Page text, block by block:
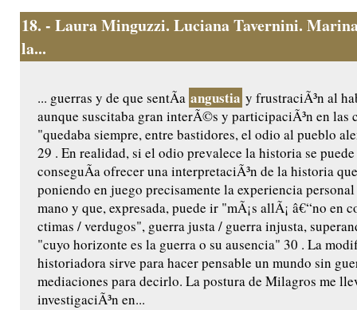
18. - Laura Minguzzi. Luciana Tavernini.
la...
... guerras y de que sentÃ­a angustia y frustraciÃ³n al
aunque suscitaba gran interÃ©s y participaciÃ³n en las
"quedaba siempre, entre bastidores, el odio al pueblo
29 . En realidad, si el odio prevalece la historia se
conseguÃ­a ofrecer una interpretaciÃ³n de la historia
poniendo en juego precisamente la experiencia
mano y que, expresada, puede ir "mÃ¡s allÃ¡ â€“no en
ctimas / verdugos", guerra justa / guerra injusta,
"cuyo horizonte es la guerra o su ausencia" 30 . La
historiadora sirve para hacer pensable un mundo sin
mediaciones para decirlo. La postura de Milagros me
investigaciÃ³n en...